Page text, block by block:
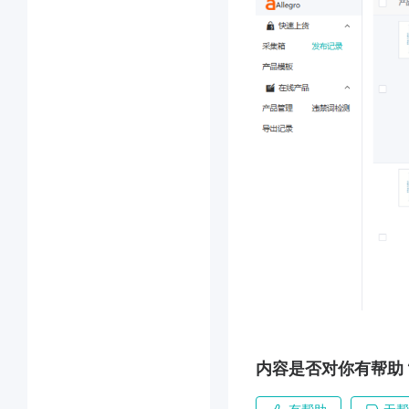
内容是否对你有帮助